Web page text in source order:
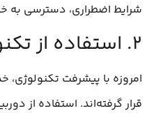
شرایط اضطراری، دسترسی به
۲. استفاده از تکنولوژی‌های نوین
امروزه با پیشرفت تکنولوژی،
قرار گرفته‌اند. استفاده از